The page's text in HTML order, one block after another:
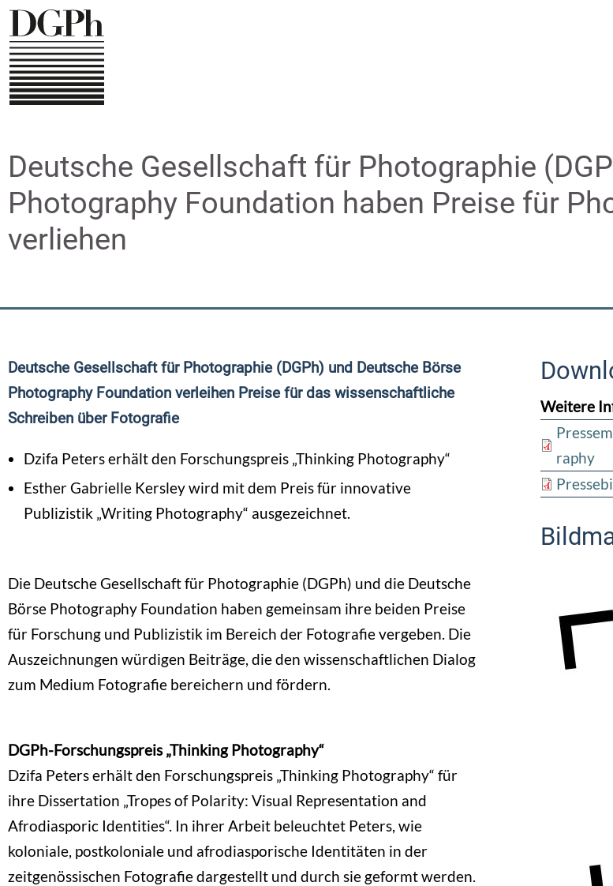
Direkt
zum
Inhalt
Deutsche Gesellschaft für Photographie
Photography Foundation haben Preise für
verliehen
Deutsche Gesellschaft für Photographie (DGPh) und Deutsche Börse
Photography Foundation verleihen Preise für das wissenschaftliche
Schreiben über Fotografie
Dzifa Peters erhält den Forschungspreis „Thinking Photography“
Esther Gabrielle Kersley wird mit dem Preis für innovative
Publizistik „Writing Photography“ ausgezeichnet.
Die Deutsche Gesellschaft für Photographie (DGPh) und die Deutsche
Börse Photography Foundation haben gemeinsam ihre beiden Preise
für Forschung und Publizistik im Bereich der Fotografie vergeben. Die
Auszeichnungen würdigen Beiträge, die den wissenschaftlichen Dialog
zum Medium Fotografie bereichern und fördern.
DGPh-Forschungspreis „Thinking Photography“
Dzifa Peters erhält den Forschungspreis „Thinking Photography“ für
ihre Dissertation „Tropes of Polarity: Visual Representation and
Afrodiasporic Identities“. In ihrer Arbeit beleuchtet Peters, wie
koloniale, postkoloniale und afrodiasporische Identitäten in der
zeitgenössischen Fotografie dargestellt und durch sie geformt werden.
Weitere
raphy